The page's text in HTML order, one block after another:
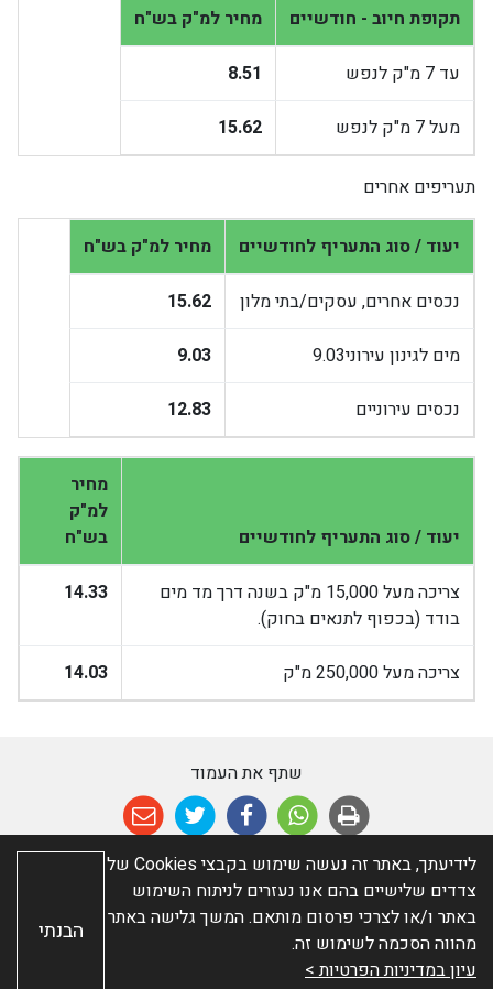
תקופת חיוב - חודשיים מחיר למ"ק בש"ח
עד 7 מ"ק לנפש 8.51
מעל 7 מ"ק לנפש 15.62
תעריפים אחרים
יעוד / סוג התעריף לחודשיים מחיר למ"ק בש"ח
נכסים אחרים, עסקים/בתי מלון 15.62
מים לגינון עירוני9.03 9.03
נכסים עירוניים 12.83
יעוד / סוג התעריף לחודשיים
מחיר
למ"ק
בש"ח
צריכה מעל 15,000 מ"ק בשנה דרך מד מים
בודד (בכפוף לתנאים בחוק).
14.33
צריכה מעל 250,000 מ"ק 14.03
שתף את העמוד
© כל הזכויות שמורות ל-יובלים אשדוד. האתר פותח על ידי
תנאי שימוש|מפת האתר
לידיעתך, באתר זה נעשה שימוש בקבצי Cookies של
צדדים שלישיים בהם אנו נעזרים לניתוח השימוש
באתר ו/או לצרכי פרסום מותאם. המשך גלישה באתר
מהווה הסכמה לשימוש זה.
עיון במדיניות הפרטיות >
הבנתי